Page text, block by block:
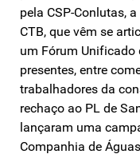
pela CSP-Conlutas,
CTB, que vêm se
um Fórum Unificado
presentes, entre
trabalhadores da
rechaço ao PL de
lançaram uma
Companhia de